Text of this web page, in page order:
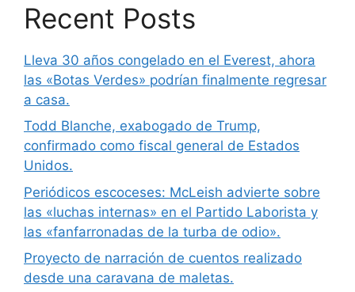
Recent Posts
Lleva 30 años congelado en el Everest, ahora
las «Botas Verdes» podrían finalmente regresar
a casa.
Todd Blanche, exabogado de Trump,
confirmado como fiscal general de Estados
Unidos.
Periódicos escoceses: McLeish advierte sobre
las «luchas internas» en el Partido Laborista y
las «fanfarronadas de la turba de odio».
Proyecto de narración de cuentos realizado
desde una caravana de maletas.